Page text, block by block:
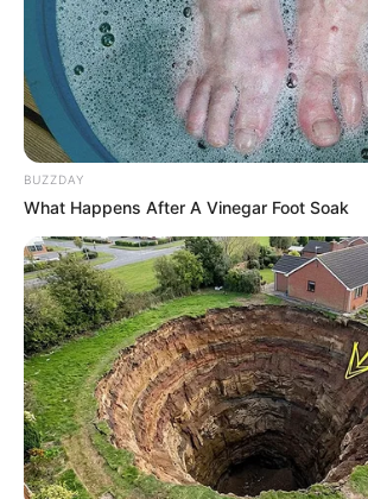
Mensagem*
BUSCAR
DESTAQUES
FACEBOOK
BUZZDAY
What Happens After A Vinegar Foot Soak